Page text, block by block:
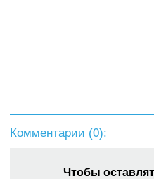
Комментарии (0):
Чтобы